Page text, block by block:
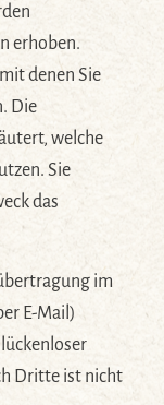
erhoben.
denen Sie
Die
welche
Sie
das
im
E-Mail)
Dritte ist nicht